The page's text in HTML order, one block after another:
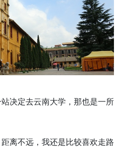
决定去云南大学，那也是一所
离不远，我还是比较喜欢走路